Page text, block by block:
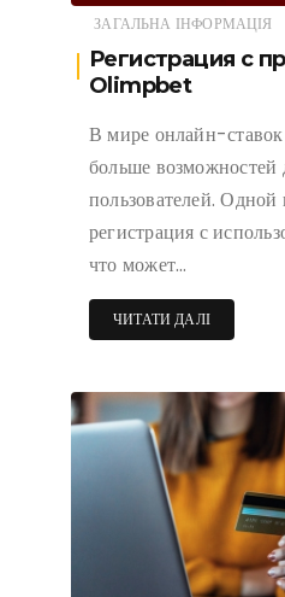
ЗАГАЛЬНА ІНФОРМАЦІЯ
Регистрация с
Olimpbet
В мире онлайн-ставок
больше возможностей
пользователей. Одной
регистрация с
что может…
ЧИТАТИ ДАЛІ